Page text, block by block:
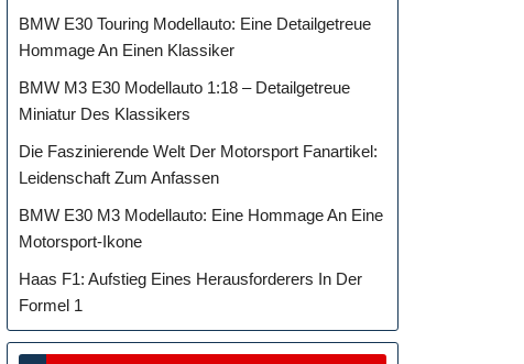
BMW E30 Touring Modellauto: Eine Detailgetreue
Hommage An Einen Klassiker
BMW M3 E30 Modellauto 1:18 – Detailgetreue
Miniatur Des Klassikers
Die Faszinierende Welt Der Motorsport Fanartikel:
Leidenschaft Zum Anfassen
BMW E30 M3 Modellauto: Eine Hommage An Eine
Motorsport-Ikone
Haas F1: Aufstieg Eines Herausforderers In Der
Formel 1